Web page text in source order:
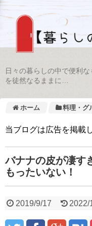
日々の暮らしの中で便利
を徒然なるままに…
ホーム 料理・グ
当ブログは広告を掲載
バナナの皮が凄す
もったいない！
2019/9/17 2022/